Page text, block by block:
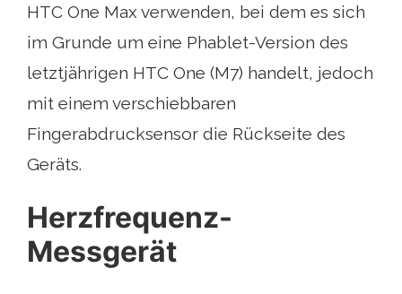
HTC One Max verwenden, bei dem es sich
im Grunde um eine Phablet-Version des
letztjährigen HTC One (M7) handelt, jedoch
mit einem verschiebbaren
Fingerabdrucksensor die Rückseite des
Geräts.
Herzfrequenz-
Messgerät